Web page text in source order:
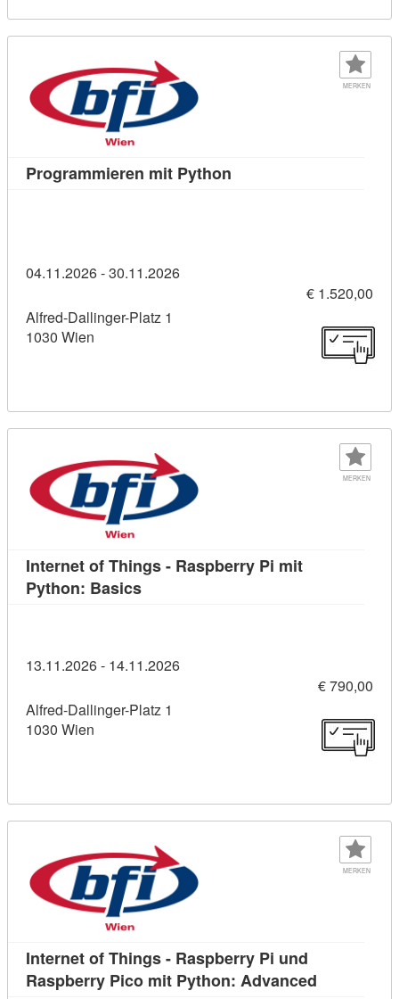
MERKEN
Programmieren mit Python
04.11.2026 - 30.11.2026
€ 1.520,00
Alfred-Dallinger-Platz 1
1030 Wien
MERKEN
Internet of Things - Raspberry Pi mit
Python: BasicsKursdetail: Internet of Things -
13.11.2026 - 14.11.2026
€ 790,00
Alfred-Dallinger-Platz 1
1030 Wien
MERKEN
Internet of Things - Raspberry Pi und
Raspberry Pico mit Python: Advanced